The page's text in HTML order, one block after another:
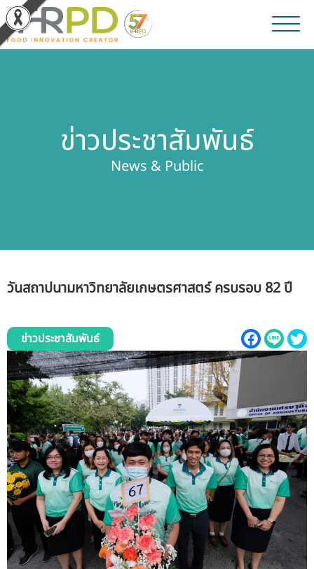
ผลิตภัณฑ์และจำหน่าย
เกี่ยวกับสถาบัน
บุคลากรสถาบัน
ระบบสารสนเทศ (ใน)
ติดต่อเรา
สายตรงผู้บริหาร
ข่าวประชาสัมพันธ์
News & Public
วันสถาปนามหาวิทยาลัยเกษตรศาสตร์ ครบรอบ 82 ปี
ข่าวประชาสัมพันธ์